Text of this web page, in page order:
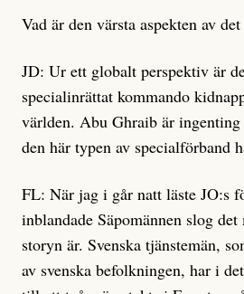
Vad är den värsta aspekten av
JD: Ur ett globalt perspektiv är
specialinrättat kommando
världen. Abu Ghraib är
den här typen av specialförband
FL: När jag i går natt läste JO:s
inblandade Säpomännen slog
storyn är. Svenska tjänstemän,
av svenska befolkningen, har i